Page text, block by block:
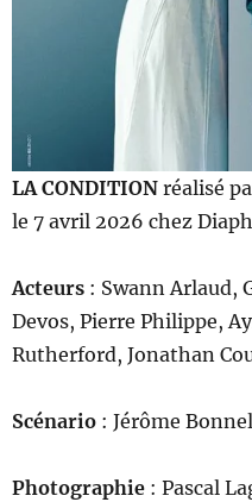
LA CONDITION réalisé
le 7 avril 2026 chez
Acteurs: Swann Arlaud,
Devos, Pierre Philippe,
Rutherford, Jonathan
Scénario: Jérôme
Photographie: Pascal